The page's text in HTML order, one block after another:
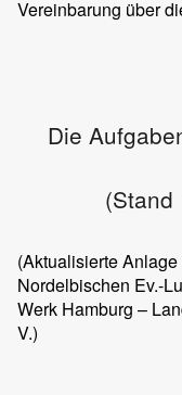
Vereinbarung über
Die
(Stand
(Aktualisierte
Nordelbischen Ev.-
Werk Hamburg –
V.)